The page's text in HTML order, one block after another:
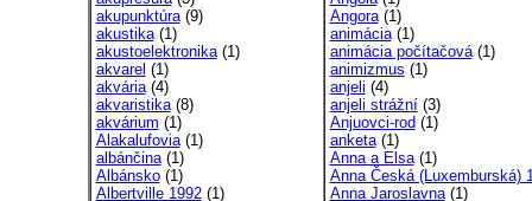
akupunktúra(9)
akustika(1)
akustoelektronika(1)
akvarel (1)
akvária(4)
akvaristika(8)
akvárium (1)
Alakalufovia(1)
albánčina(1)
Albánsko(1)
Albertville 1992(1)
Angora(1)
animácia(1)
animácia počítačová(1)
animizmus (1)
anjeli (4)
anjeli strážní(3)
Anjuovci-rod (1)
anketa(1)
Anna a Elsa(1)
Anna Česká (Luxemburská)
Anna Jaroslavna(1)